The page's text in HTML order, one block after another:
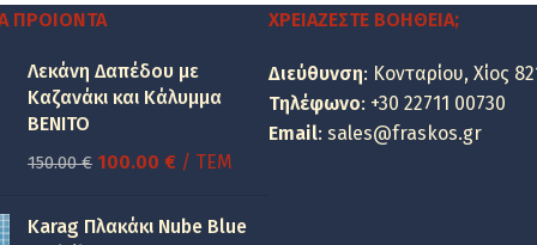
44.74 €.
ΠΡΟΙΌΝΤΑ
Λεκάνη Δαπέδου με
Καζανάκι και Κάλυμμα
BENITO
150.00€ Original
was:
100.00 €Η
τιμή
/ ΤΕΜ
Karag Πλακάκι Nube Blue
ΧΡΕΙΆΖΕΣΤΕ ΒΟΉΘΕΙΑ;
Διεύθυνση: Κονταρίου, Χίος
Τηλέφωνο: +30 22711 00730
Email: sales@fraskos.gr